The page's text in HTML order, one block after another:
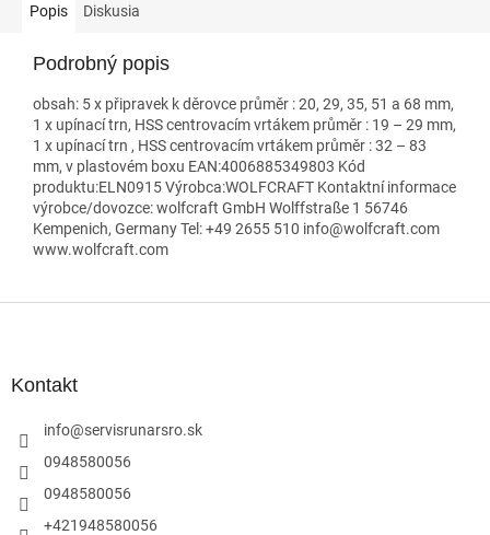
Popis Diskusia
Podrobný popis
obsah: 5 x připravek k děrovce průměr : 20, 29, 35, 51 a 68 mm,
1 x upínací trn, HSS centrovacím vrtákem průměr : 19 – 29 mm,
1 x upínací trn , HSS centrovacím vrtákem průměr : 32 – 83
mm, v plastovém boxu EAN:4006885349803 Kód
produktu:ELN0915 Výrobca:WOLFCRAFT Kontaktní informace
výrobce/dovozce: wolfcraft GmbH Wolffstraße 1 56746
Kempenich, Germany Tel: +49 2655 510 info@wolfcraft.com
www.wolfcraft.com
Kontakt
info@servisrunarsro.sk
0948580056
0948580056
+421948580056